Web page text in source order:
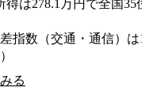
は278.1万円で全国
指数（交通・通信）
る